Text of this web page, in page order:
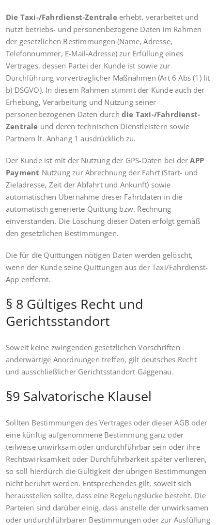
Die Taxi-/Fahrdienst-Zentraleerhebt, verarbeitet und
nutzt betriebs- und personenbezogene Daten im Rahmen
der gesetzlichen Bestimmungen (Name, Adresse,
Telefonnummer, E-Mail-Adresse) zur Erfüllung eines
Vertrages, dessen Partei der Kunde ist sowie zur
Durchführung vorvertraglicher Maßnahmen (Art 6 Abs (1) lit
b) DSGVO). In diesem Rahmen stimmt der Kunde auch der
Erhebung, Verarbeitung und Nutzung seiner
personenbezogenen Daten durch die Taxi-/Fahrdienst-
Zentrale und deren technischen Dienstleistern sowie
Partnern lt. Anhang 1 ausdrücklich zu.
Der Kunde ist mit der Nutzung der GPS-Daten bei derAPP
Payment Nutzung zur Abrechnung der Fahrt (Start- und
Zieladresse, Zeit der Abfahrt und Ankunft) sowie
automatischen Übernahme dieser Fahrtdaten in die
automatisch generierte Quittung bzw. Rechnung
einverstanden. Die Löschung dieser Daten erfolgt gemäß
den gesetzlichen Bestimmungen.
Die für die Quittungen nötigen Daten werden gelöscht,
wenn der Kunde seine Quittungen aus der Taxi/Fahrdienst-
App entfernt.
§ 8 Gültiges Recht und
Gerichtsstandort
Soweit keine zwingenden gesetzlichen Vorschriften
anderwärtige Anordnungen treffen, gilt deutsches Recht
und ausschließlicher Gerichtsstandort Gaggenau.
§9 Salvatorische Klausel
Sollten Bestimmungen des Vertrages oder dieser AGB oder
eine künftig aufgenommene Bestimmung ganz oder
teilweise unwirksam oder undurchführbar sein oder ihre
Rechtswirksamkeit oder Durchführbarkeit später verlieren,
so soll hierdurch die Gültigkeit der übrigen Bestimmungen
nicht berührt werden. Entsprechendes gilt, soweit sich
herausstellen sollte, dass eine Regelungslücke besteht. Die
Parteien sind darüber einig, dass anstelle der unwirksamen
oder undurchführbaren Bestimmungen oder zur Ausfüllung